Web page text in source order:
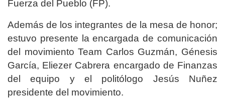
Fuerza del Pueblo (FP).
Además de los integrantes de la mesa de honor;
estuvo presente la encargada de comunicación
del movimiento Team Carlos Guzmán, Génesis
García, Eliezer Cabrera encargado de Finanzas
del equipo y el politólogo Jesús Nuñez
presidente del movimiento.